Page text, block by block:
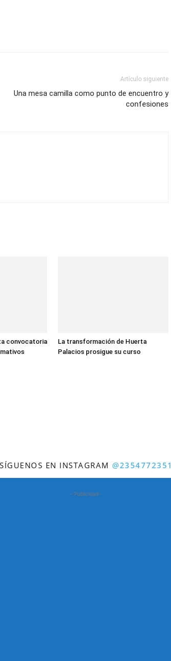
Artículo siguiente
Una mesa camilla como punto de encuentro y
confesiones
convocatoria
La transformación de Huerta
Palacios prosigue su curso
SÍGUENOS EN INSTAGRAM@2354772351
- Publicidad -